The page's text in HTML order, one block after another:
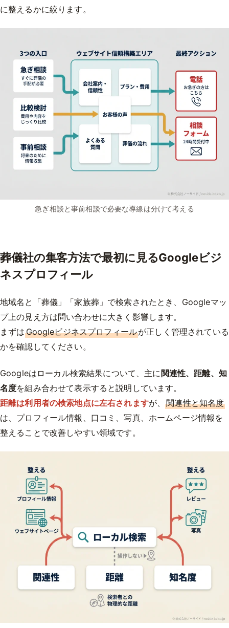
に整えるかに絞ります。
急ぎ相談と事前相談で必要な導線は分けて考える
葬儀社の集客方法で最初に見るGoogleビジ
ネスプロフィール
地域名と「葬儀」「家族葬」で検索されたとき、Googleマッ
プ上の見え方は問い合わせに大きく影響します。
まずはGoogleビジネスプロフィールが正しく管理されている
かを確認してください。
Googleはローカル検索結果について、主に関連性、距離、知
名度を組み合わせて表示すると説明しています。
距離は利用者の検索地点に左右されますが、関連性と知名度
は、プロフィール情報、口コミ、写真、ホームページ情報を
整えることで改善しやすい領域です。